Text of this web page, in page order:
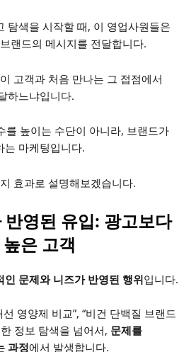
탐색을 시작할 때, 이 영업사원들은
랜드의 메시지를 전달합니다.
고객과 처음 만나는 그 접점에서
하느냐입니다.
를 높이는 수단이 아니라, 브랜드가
는 마케팅입니다.
효과로 설명해보겠습니다.
영된 유입: 광고보다
은 고객
인 문제와 니즈가 반영된 행위입니다.
영양제 비교”, “비건 단백질 브랜드
정보 탐색을 넘어서, 문제를
과정에서 발생합니다.